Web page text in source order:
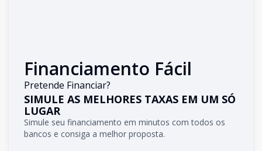
Financiamento Fácil
Pretende Financiar?
SIMULE AS MELHORES TAXAS EM UM SÓ
LUGAR
Simule seu financiamento em minutos com todos os
bancos e consiga a melhor proposta.